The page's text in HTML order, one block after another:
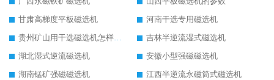
甘肃高梯度平板磁选机
河南干选专用磁选机
贵州矿山用干选磁选机怎样调磁
吉林半逆流湿式磁选机
湖北湿式逆流磁选机
安徽小型强磁磁选机
湖南锰矿强磁磁选机
江西半逆流永磁筒式磁选机